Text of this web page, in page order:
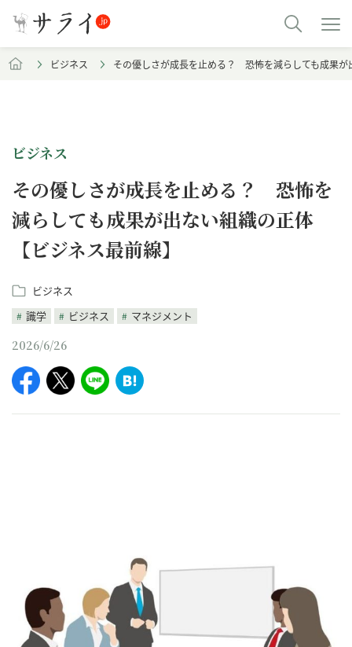
ビジネス その優しさが成長を止める？ 恐怖を減らしても成果が
ビジネス
その優しさが成長を止める？ 恐怖を
減らしても成果が出ない組織の正体
【ビジネス最前線】
ビジネス
識学
ビジネス マネジメント
2026/6/26